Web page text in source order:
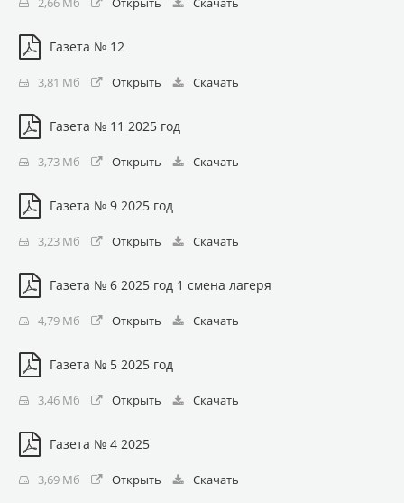
2,66 Мб Открыть Скачать
Газета № 12
3,81 Мб Открыть Скачать
Газета № 11 2025 год
3,73 Мб Открыть Скачать
Газета № 9 2025 год
3,23 Мб Открыть Скачать
Газета № 6 2025 год 1 смена лагеря
4,79 Мб Открыть Скачать
Газета № 5 2025 год
3,46 Мб Открыть Скачать
Газета № 4 2025
3,69 Мб Открыть Скачать